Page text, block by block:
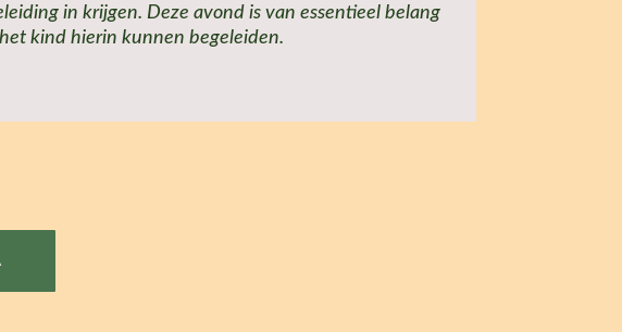
in krijgen. Deze avond is van essentieel belang
kind hierin kunnen begeleiden.